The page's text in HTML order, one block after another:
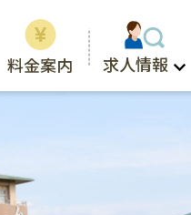
料金案内 求人情報